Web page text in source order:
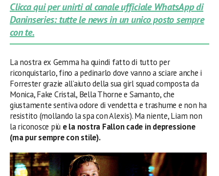
Clicca qui per unirti al canale ufficiale WhatsApp di
Daninseries: tutte le news in un unico posto sempre
con te.
La nostra ex Gemma ha quindi fatto di tutto per
riconquistarlo, fino a pedinarlo dove vanno a sciare anche i
Forrester grazie all’aiuto della sua girl squad composta da
Monica, Fake Cristal, Bella Thorne e Samanto, che
giustamente sentiva odore di vendetta e trashume e non ha
resistito (mollando la spa con Alexis). Ma niente, Liam non
la riconosce più e la nostra Fallon cade in depressione
(ma pur sempre con stile).